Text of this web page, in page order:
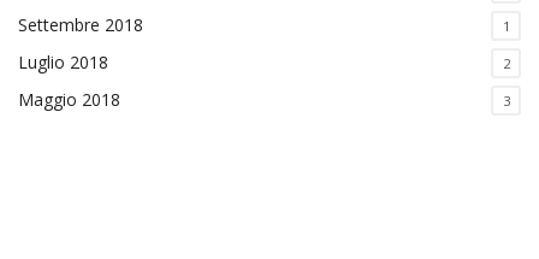
Settembre 2018 1
Luglio 2018 2
Maggio 2018 3